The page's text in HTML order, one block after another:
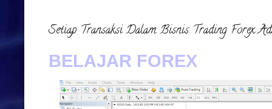
Setiap Transaksi Dalam Bisnis Trading Forex
BELAJAR FOREX